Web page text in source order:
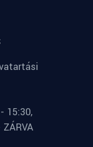
15:30,